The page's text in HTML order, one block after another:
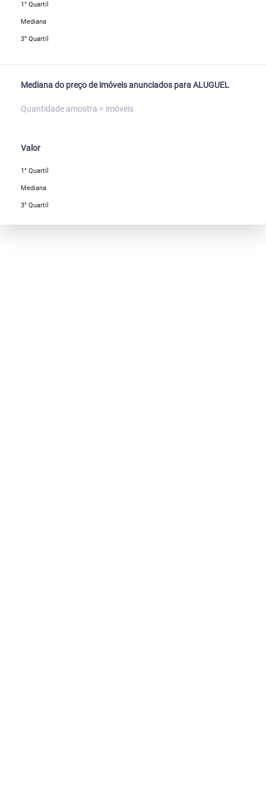
1° Quartil
Mediana
3° Quartil
Mediana do preço de imóveis anunciados para ALUGUEL
Quantidade amostra = imóveis
Valor
1° Quartil
Mediana
3° Quartil